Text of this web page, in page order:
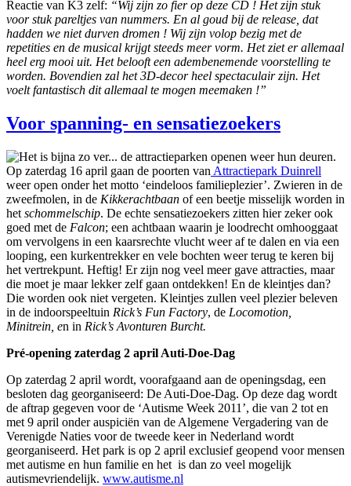
Reactie van K3 zelf: “Wij zijn zo fier op deze CD ! Het zijn stuk
voor stuk pareltjes van nummers. En al goud bij de release, dat
hadden we niet durven dromen ! Wij zijn volop bezig met de
repetities en de musical krijgt steeds meer vorm. Het ziet er allemaal
heel erg mooi uit. Het belooft een adembenemende voorstelling te
worden. Bovendien zal het 3D-decor heel spectaculair zijn. Het
voelt fantastisch dit allemaal te mogen meemaken !”
Voor spanning- en sensatiezoekers
Het is bijna zo ver... de attractieparken openen weer hun deuren.
Op zaterdag 16 april gaan de poorten van Attractiepark Duinrell
weer open onder het motto ‘eindeloos familieplezier’. Zwieren in de
zweefmolen, in de Kikkerachtbaan of een beetje misselijk worden in
het schommelschip. De echte sensatiezoekers zitten hier zeker ook
goed met de Falcon; een achtbaan waarin je loodrecht omhooggaat
om vervolgens in een kaarsrechte vlucht weer af te dalen en via een
looping, een kurkentrekker en vele bochten weer terug te keren bij
het vertrekpunt. Heftig! Er zijn nog veel meer gave attracties, maar
die moet je maar lekker zelf gaan ontdekken! En de kleintjes dan?
Die worden ook niet vergeten. Kleintjes zullen veel plezier beleven
in de indoorspeeltuin Rick’s Fun Factory, de Locomotion,
Minitrein, en in Rick’s Avonturen Burcht.
Pré-opening zaterdag 2 april Auti-Doe-Dag
Op zaterdag 2 april wordt, voorafgaand aan de openingsdag, een
besloten dag georganiseerd: De Auti-Doe-Dag. Op deze dag wordt
de aftrap gegeven voor de ‘Autisme Week 2011’, die van 2 tot en
met 9 april onder auspiciën van de Algemene Vergadering van de
Verenigde Naties voor de tweede keer in Nederland wordt
georganiseerd. Het park is op 2 april exclusief geopend voor mensen
met autisme en hun familie en het is dan zo veel mogelijk
autismevriendelijk. www.autisme.nl